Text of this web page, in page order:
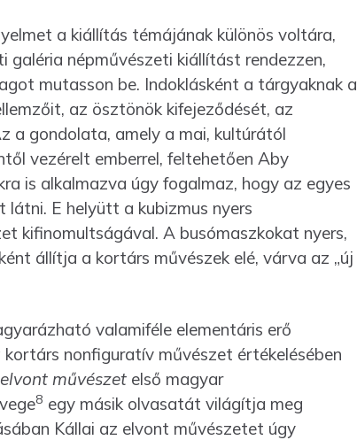
a kiállítás témájának különös voltára,
nép­mű­vészeti kiállítást rendezzen,
mutasson be. Indoklásként a tárgyaknak a
az ösztönök kifejeződését, az
a gondolata, amely a mai, kultúrától
vezérelt emberrel, feltehetően Aby
is alkalmazva úgy fogalmaz, hogy az egyes
E helyütt a kubizmus nyers
kifinomultságával. A busómaszkokat nyers,
állítja a kortárs művészek elé, várva az „új
valamiféle ele­men­táris erő
nonfigu­ratív művészet értékelésében
művészet első magyar
8 egy másik olvasatát világítja meg
Kállai az elvont művészetet úgy